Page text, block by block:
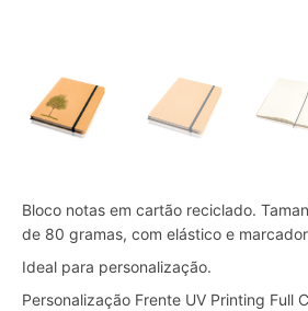
Bloco notas em cartão reciclado.
de 80 gramas, com elástico e
Ideal para personalização.
Personalização Frente UV Printing Full